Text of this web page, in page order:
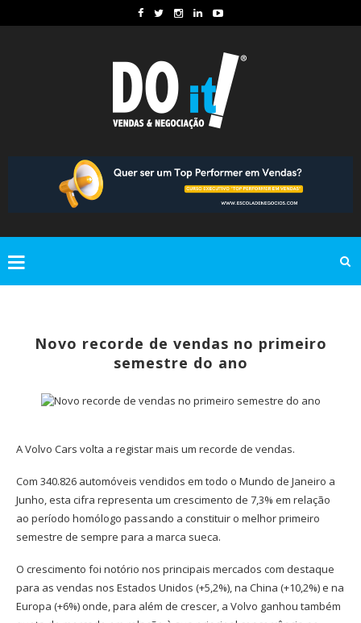
Novo recorde de vendas no primeiro
semestre do ano
A Volvo Cars volta a registar mais um recorde de vendas.
Com 340.826 automóveis vendidos em todo o Mundo de Janeiro a
Junho, esta cifra representa um crescimento de 7,3% em relação
ao período homólogo passando a constituir o melhor primeiro
semestre de sempre para a marca sueca.
O crescimento foi notório nos principais mercados com destaque
para as vendas nos Estados Unidos (+5,2%), na China (+10,2%) e na
Europa (+6%) onde, para além de crescer, a Volvo ganhou também